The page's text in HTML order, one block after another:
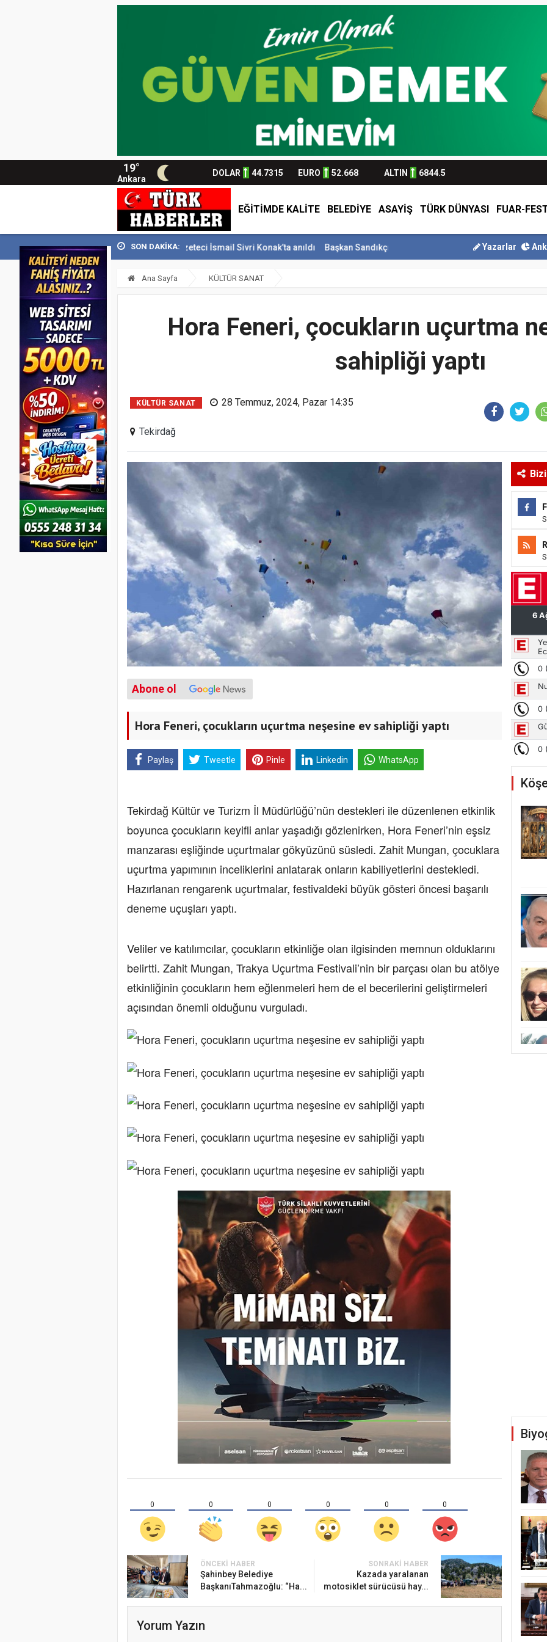
19°
Ankara
DOLAR 44.7315 EURO 52.668 ALTIN 6844.5
EĞİTİMDE KALİTE BELEDİYE ASAYİŞ TÜRK DÜNYASI FUAR-
SON DAKİKA:
129 bin kişiyi... Usta Gazeteci İsmail Sivri Konak’ta anıldı Başkan Sandıkçı: ”Hemşehrilerimizle olan güçl... Başkan Altay Umre
Yazarlar
Ana Sayfa KÜLTÜR SANAT
Hora Feneri, çocukların uçurtma
sahipliği yaptı
KÜLTÜR SANAT 28 Temmuz, 2024, Pazar 14:35
Tekirdağ
Abone ol
Hora Feneri, çocukların uçurtma neşesine ev sahipliği yaptı
Paylaş Tweetle Pinle Linkedin WhatsApp
Tekirdağ Kültür ve Turizm İl Müdürlüğü’nün destekleri ile düzenlenen etkinlik
boyunca çocukların keyifli anlar yaşadığı gözlenirken, Hora Feneri’nin eşsiz
manzarası eşliğinde uçurtmalar gökyüzünü süsledi. Zahit Mungan, çocuklara
uçurtma yapımının inceliklerini anlatarak onların kabiliyetlerini destekledi.
Hazırlanan rengarenk uçurtmalar, festivaldeki büyük gösteri öncesi başarılı
deneme uçuşları yaptı.
Veliler ve katılımcılar, çocukların etkinliğe olan ilgisinden memnun olduklarını
belirtti. Zahit Mungan, Trakya Uçurtma Festivali’nin bir parçası olan bu atölye
etkinliğinin çocukların hem eğlenmeleri hem de el becerilerini geliştirmeleri
açısından önemli olduğunu vurguladı.
0 0 0 0 0 0
ÖNCEKI HABER
Şahinbey Belediye
BaşkanıTahmazoğlu: “Ha...
SONRAKI HABER
Kazada yaralanan
motosiklet sürücüsü hay...
Yorum Yazın